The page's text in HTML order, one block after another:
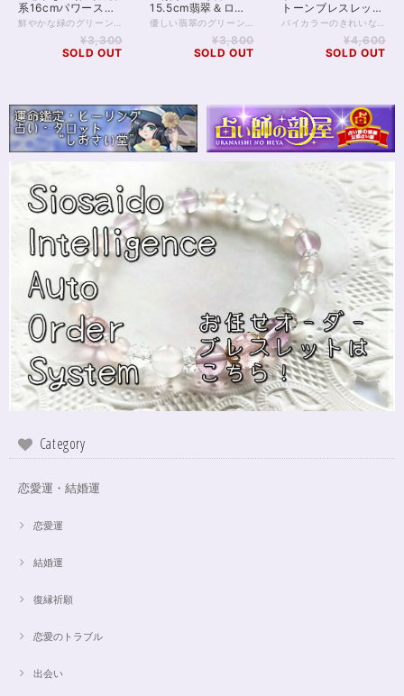
系16cmパワースト
ーンブレスレット
¥3,300
SOLD OUT
15.5cm翡翠＆ロー
ズクォーツ
¥3,800
SOLD OUT
トーンブレスレット
AAAA～
¥4,600
SOLD OUT
Category
恋愛運・結婚運
恋愛運
結婚運
復縁祈願
恋愛のトラブル
出会い